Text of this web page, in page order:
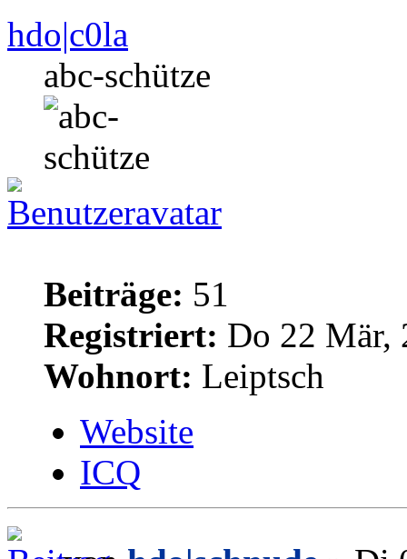
hdo|c0la
abc-schütze
Beiträge: 51
Registriert: Do 22 Mär,
Wohnort: Leiptsch
Website
ICQ